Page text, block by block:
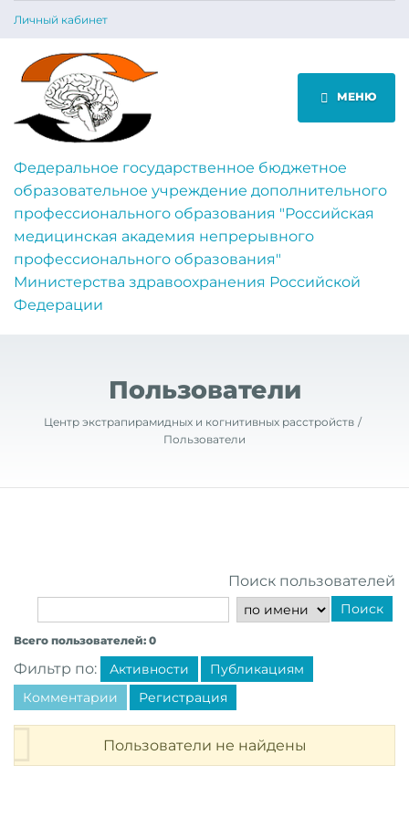
Личный кабинет
МЕНЮ
Федеральное государственное бюджетное
образовательное учреждение дополнительного
профессионального образования "Российская
медицинская академия непрерывного
профессионального образования"
Министерства здравоохранения Российской
Федерации
Пользователи
Центр экстрапирамидных и когнитивных расстройств
Пользователи
Поиск пользователей
Поиск
Всего пользователей: 0
Фильтр по: Активности
Публикациям
Комментарии
Регистрация
Пользователи не найдены